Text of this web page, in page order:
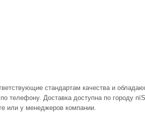
стандартам качества и
Доставка доступна по городу
или у менеджеров компании.